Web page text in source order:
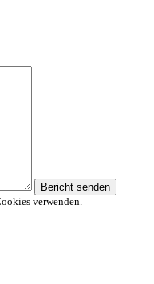
Bericht senden
verwenden.